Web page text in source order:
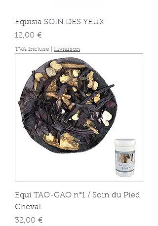
Equisia SOIN DES YEUX
Prix
12,00 €
TVA Incluse Livraison
Equi TAO-GAO n°1 / Soin du Pied
Cheval
Prix
32,00 €